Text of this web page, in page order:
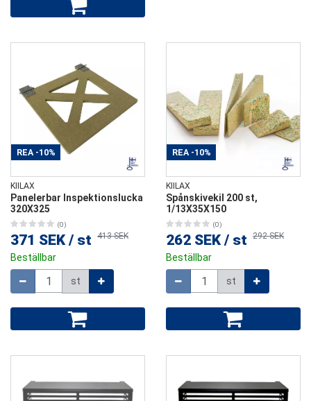
REA -10%
KIILAX
Panelerbar Inspektionslucka
320X325
(0)
371 SEK / st 413 SEK
Beställbar
st
REA -10%
KIILAX
Spånskivekil 200 st,
1/13X35X150
(0)
262 SEK / st 292 SEK
Beställbar
st